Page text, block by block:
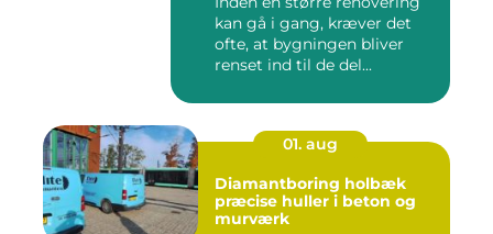
kan gå i gang, kræver det
ofte, at bygningen bliver
renset ind til de del...
01. aug
Diamantboring holbæk
præcise huller i beton og
murværk